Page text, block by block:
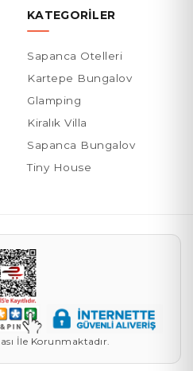
KATEGORILER
Sapanca Otelleri
Kartepe Bungalov
Glamping
Kiralık Villa
Sapanca Bungalov
Tiny House
İle Korunmaktadır.